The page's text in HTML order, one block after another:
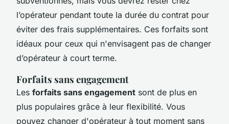
l’opérateur pendant toute la durée du contrat pour
éviter des frais supplémentaires. Ces forfaits sont
idéaux pour ceux qui n'envisagent pas de changer
d’opérateur à court terme.
Forfaits sans engagement
Les forfaits sans engagement sont de plus en
plus populaires grâce à leur flexibilité. Vous
pouvez changer d'opérateur à tout moment sans